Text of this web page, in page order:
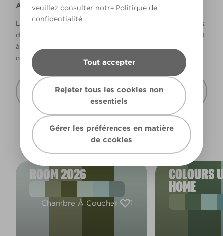
veuillez consulter notre Politique de
confidentialité .
Tout accepter
Rejeter tous les cookies non
essentiels
Gérer les préférences en matière
de cookies
Avertissement
La façon dont les couleurs s’affichent varie selon les écrans
d’ordinateur et les imprimantes. Les couleurs qui s’affichent
à l’écran et les couleurs imprimées peuvent ne pas
correspondre à la couleur réelle de la peinture.
Recevoir cette carte de couleur à mon
domicile
ROOM 2026
Chambre À Coucher 1
COLOURS
HOME